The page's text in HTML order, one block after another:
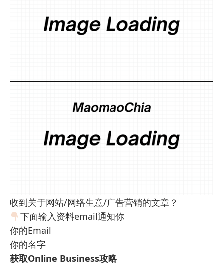
收到关于网站/网络生意/广告营销的文章？
下面输入资料email通知你
你的Email
你的名字
获取Online Business攻略